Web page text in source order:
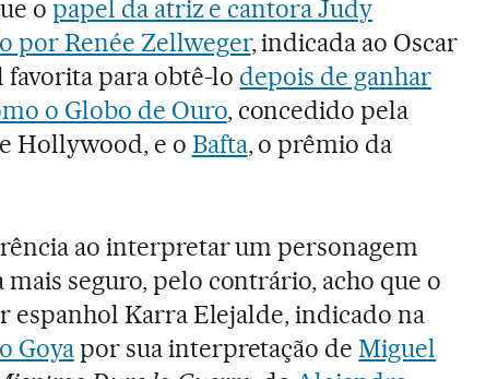
o papel da atriz e cantora Judy
por Renée Zellweger, indicada ao Oscar
para obtê-lo depois de ganhar
o Globo de Ouro, concedido pela
Hollywood, e o Bafta, o prêmio da
ao interpretar um personagem
seguro, pelo contrário, acho que o
espanhol Karra Elejalde, indicado na
Goyapor sua interpretação deMiguel